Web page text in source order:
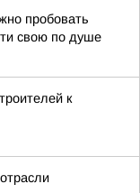
пробовать
свою по душе
к